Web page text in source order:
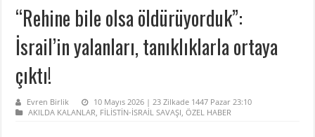
“Rehine bile olsa öldürüyorduk”:
İsrail’in yalanları, tanıklıklarla ortaya
çıktı!
Evren Birlik
10 Mayıs 2026 | 23 Zilkade 1447 Pazar 23:10
AKILDA KALANLAR, FİLİSTİN-İSRAİL SAVAŞI,ÖZEL HABER